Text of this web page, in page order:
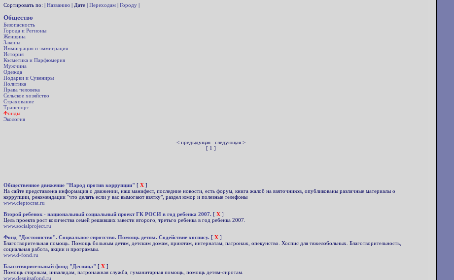
Сортировать по: | Названию | Дате | Переходам | Городу |
Общество
Безопасность
Города и Регионы
Женщина
Законы
Иммиграция и эммиграция
История
Косметика и Парфюмерия
Мужчина
Одежда
Подарки и Сувениры
Политика
Права человека
Сельское хозяйство
Страхование
Транспорт
Фонды
Экология
< предыдущая следующая >
[ 1 ]
Общественное движение "Народ против коррупции" [ X ]
На сайте представлена информация о движении, наш манифест, последние новости, есть форум, книга жалоб на взяточников, опубликованы различные материалы о
коррупции, рекомендации "что делать если у вас вымогают взятку", раздел юмор и полезные телефоны
www.cleptocrat.ru
Второй ребенок - национальный социальный проект ГК РОСИ в год ребенка 2007. [ X ]
Цель проекта рост количества семей решивших завести второго, третьго ребенка в год ребенка 2007.
www.socialproject.ru
Фонд "Достоинство". Социальное сиротство. Помощь детям. Содействие хоспису. [ X ]
Благотворительная помощь. Помощь больным детям, детским домам, приютам, интернатам, патронаж, опекунство. Хоспис для тяжелобольных. Благотворительность,
социальная работа, акции и программы.
www.d-fond.ru
Благотворительный фонд "Десница" [ X ]
Помощь старикам, инвалидам, патронажная служба, гуманитарная помощь, помощь детям-сиротам.
www.desnitsafond.ru